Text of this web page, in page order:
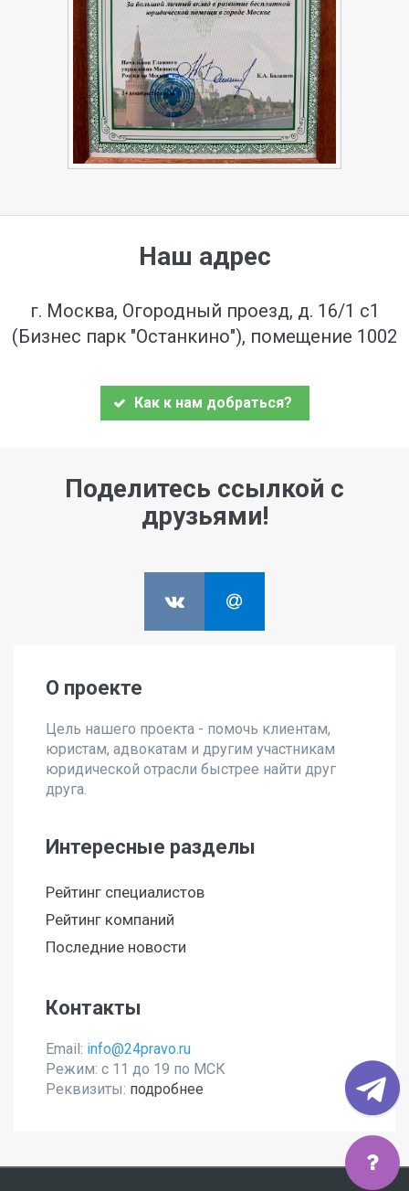
Наш адрес
г. Москва, Огородный проезд, д. 16/1 с1
(Бизнес парк "Останкино"), помещение 1002
Как к нам добраться?
Поделитесь ссылкой с
друзьями!
О проекте
Цель нашего проекта - помочь клиентам,
юристам, адвокатам и другим участникам
юридической отрасли быстрее найти друг
друга.
Интересные разделы
Рейтинг специалистов
Рейтинг компаний
Последние новости
Контакты
Email: info@24pravo.ru
Режим: с 11 до 19 по МСК
Реквизиты: подробнее